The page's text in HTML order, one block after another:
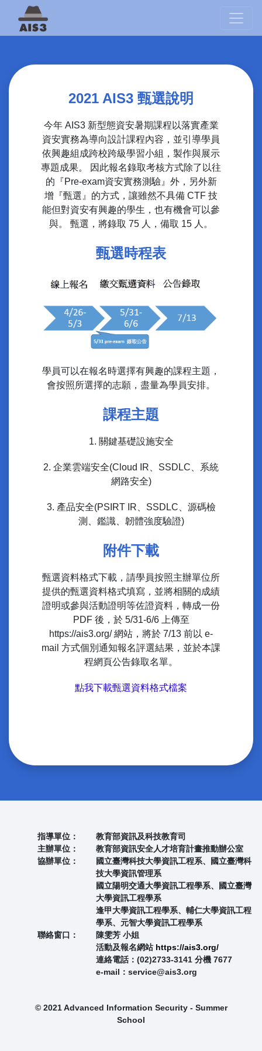
2021 AIS3 甄選說明
今年 AIS3 新型態資安暑期課程以落實產業
資安實務為導向設計課程內容，並引導學員
依興趣組成跨校跨級學習小組，製作與展示
專題成果。 因此報名錄取考核方式除了以往
的『Pre-exam資安實務測驗』外，另外新
增『甄選』的方式，讓雖然不具備 CTF 技
能但對資安有興趣的學生，也有機會可以參
與。 甄選，將錄取 75 人，備取 15 人。
甄選時程表
學員可以在報名時選擇有興趣的課程主題，
會按照所選擇的志願，盡量為學員安排。
課程主題
1. 關鍵基礎設施安全
2. 企業雲端安全(Cloud IR、SSDLC、系統
網路安全)
3. 產品安全(PSIRT IR、SSDLC、源碼檢
測、鑑識、韌體強度驗證)
附件下載
甄選資料格式下載，請學員按照主辦單位所
提供的甄選資料格式填寫，並將相關的成績
證明或參與活動證明等佐證資料，轉成一份
PDF 後，於 5/31-6/6 上傳至
https://ais3.org/ 網站，將於 7/13 前以 e-
mail 方式個別通知報名評選結果，並於本課
程網頁公告錄取名單。
點我下載甄選資料格式檔案
指導單位：
教育部資訊及科技教育司
主辦單位：
教育部資訊安全人才培育計畫推動辦公室
協辦單位：
國立臺灣科技大學資訊工程系、國立臺灣科
技大學資訊管理系
國立陽明交通大學資訊工程學系、國立臺灣
大學資訊工程學系
逢甲大學資訊工程學系、輔仁大學資訊工程
學系、元智大學資訊工程學系
聯絡窗口：
陳雯芳 小姐
活動及報名網站 https://ais3.org/
連絡電話：(02)2733-3141 分機 7677
e-mail：service@ais3.org
© 2021 Advanced Information Security - Summer
School